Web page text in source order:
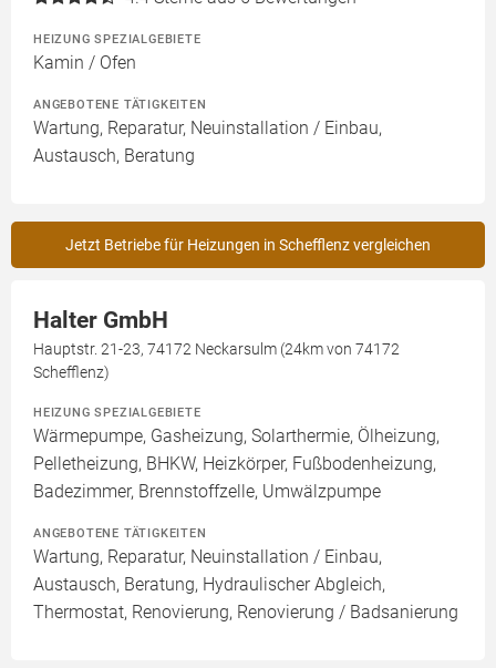
HEIZUNG SPEZIALGEBIETE
Kamin / Ofen
ANGEBOTENE TÄTIGKEITEN
Wartung, Reparatur, Neuinstallation / Einbau,
Austausch, Beratung
Jetzt Betriebe für Heizungen in Schefflenz vergleichen
Halter GmbH
Hauptstr. 21-23, 74172 Neckarsulm (24km von 74172
Schefflenz)
HEIZUNG SPEZIALGEBIETE
Wärmepumpe, Gasheizung, Solarthermie, Ölheizung,
Pelletheizung, BHKW, Heizkörper, Fußbodenheizung,
Badezimmer, Brennstoffzelle, Umwälzpumpe
ANGEBOTENE TÄTIGKEITEN
Wartung, Reparatur, Neuinstallation / Einbau,
Austausch, Beratung, Hydraulischer Abgleich,
Thermostat, Renovierung, Renovierung / Badsanierung